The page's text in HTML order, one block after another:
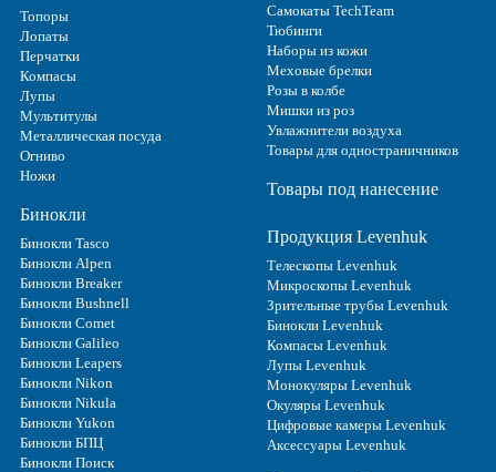
Топоры
Лопаты
Перчатки
Компасы
Лупы
Мультитулы
Металлическая посуда
Огниво
Ножи
Бинокли
Бинокли Tasco
Бинокли Alpen
Бинокли Breaker
Бинокли Bushnell
Бинокли Comet
Бинокли Galileo
Бинокли Leapers
Бинокли Nikon
Бинокли Nikula
Бинокли Yukon
Бинокли БПЦ
Бинокли Поиск
Самокаты TechTeam
Тюбинги
Наборы из кожи
Меховые брелки
Розы в колбе
Мишки из роз
Увлажнители воздуха
Товары для одностраничников
Товары под нанесение
Продукция Levenhuk
Телескопы Levenhuk
Микроскопы Levenhuk
Зрительные трубы Levenhuk
Бинокли Levenhuk
Компасы Levenhuk
Лупы Levenhuk
Монокуляры Levenhuk
Окуляры Levenhuk
Цифровые камеры Levenhuk
Аксессуары Levenhuk